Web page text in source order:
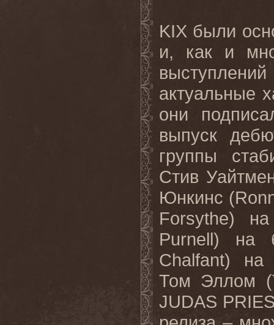
KIX были
и, как и
актуальные
они
выпуск
группы
Стив
Юнкинс (
Forsythe) на
Purnell) на
Chalfant) на
Том Эллом
JUDAS